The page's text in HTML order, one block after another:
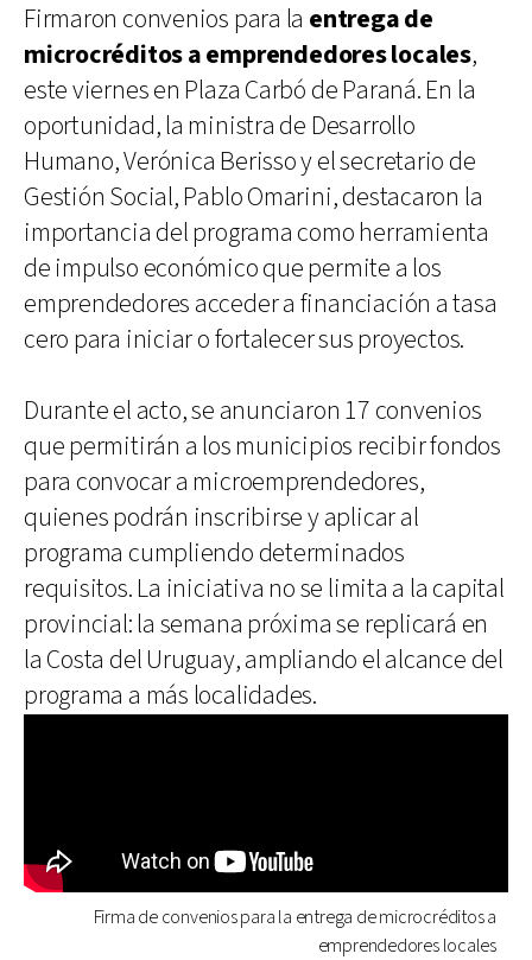
Firmaron convenios para la entrega de
microcréditos a emprendedores locales,
este viernes en Plaza Carbó de Paraná. En la
oportunidad, la ministra de Desarrollo
Humano, Verónica Berisso y el secretario de
Gestión Social, Pablo Omarini, destacaron la
importancia del programa como herramienta
de impulso económico que permite a los
emprendedores acceder a financiación a tasa
cero para iniciar o fortalecer sus proyectos.
Durante el acto, se anunciaron 17 convenios
que permitirán a los municipios recibir fondos
para convocar a microemprendedores,
quienes podrán inscribirse y aplicar al
programa cumpliendo determinados
requisitos. La iniciativa no se limita a la capital
provincial: la semana próxima se replicará en
la Costa del Uruguay, ampliando el alcance del
programa a más localidades.
Firma de convenios para la entrega de microcréditos a
emprendedores locales